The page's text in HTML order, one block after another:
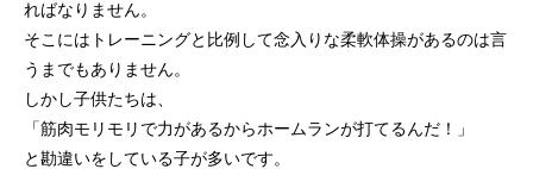
ればなりません。
そこにはトレーニングと比例して念入りな柔軟体操があるのは言
うまでもありません。
しかし子供たちは、
「筋肉モリモリで力があるからホームランが打てるんだ！」
と勘違いをしている子が多いです。